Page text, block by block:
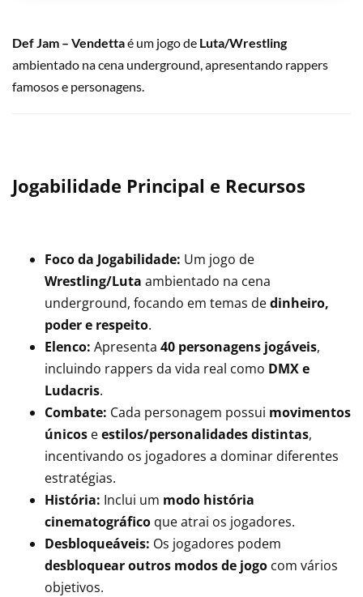
Def Jam – Vendettaé um jogo de Luta/Wrestling
ambientado na cena underground, apresentando rappers
famosos e personagens.
Jogabilidade Principal e Recursos
Foco da Jogabilidade: Um jogo de
Wrestling/Luta ambientado na cena
underground, focando em temas dedinheiro,
poder e respeito.
Elenco: Apresenta 40 personagens jogáveis,
incluindo rappers da vida real como DMX e
Ludacris.
Combate: Cada personagem possui movimentos
únicos eestilos/personalidades distintas,
incentivando os jogadores a dominar diferentes
estratégias.
História: Inclui um modo história
cinematográfico que atrai os jogadores.
Desbloqueáveis: Os jogadores podem
desbloquear outros modos de jogo com vários
objetivos.